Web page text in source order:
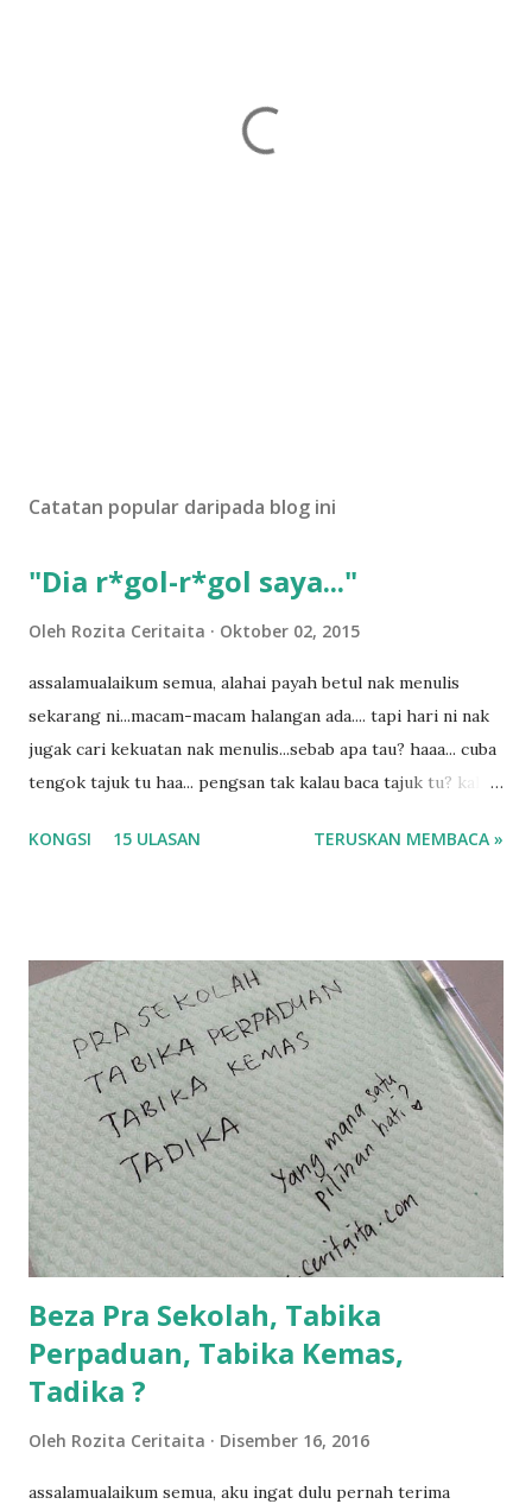
Catatan popular daripada blog ini
"Dia r*gol-r*gol saya..."
Oleh Rozita Ceritaita Oktober 02, 2015
assalamualaikum semua, alahai payah betul nak menulis
sekarang ni...macam-macam halangan ada.... tapi hari ni nak
jugak cari kekuatan nak menulis...sebab apa tau? haaa... cuba
tengok tajuk tu haa... pengsan tak kalau baca tajuk tu? kalau
tau? yang sebut tu anak aku....diulangi ANAK AKU ....adoiiii
balik keja aku ajak la shah singgah Giant beli barang
sikit...dalam perjalanan dari dalam kereta tu biasalah kan
kami memang akan pimpin anak-anak jalan sampai masuk
dalam... dan kebiasanya bagi anak 4 macam kami ni bahagi-
bahagi lah siapa nak pimpin siapa... dan biasanya aku akan
dukung adik hadi sambil pimpin kakak husna... yang abg
ngah dengan abg long terserah pada shah la pulak.. tapi
kalau ikut anak-anak semua nak ummi pimpin... ajer rebeh
ba...
KONGSI 15 ULASAN TERUSKAN MEMBACA »
Beza Pra Sekolah, Tabika
Perpaduan, Tabika Kemas,
Tadika ?
Oleh Rozita Ceritaita Disember 16, 2016
assalamualaikum semua, aku ingat dulu pernah terima